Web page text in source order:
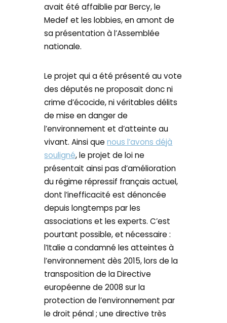
avait été affaiblie par Bercy, le
Medef et les lobbies, en amont de
sa présentation à l’Assemblée
nationale.
Le projet qui a été présenté au vote
des députés ne proposait donc ni
crime d’écocide, ni véritables délits
de mise en danger de
l’environnement et d’atteinte au
vivant. Ainsi quenous l’avons déjà
souligné, le projet de loi ne
présentait ainsi pas d’amélioration
du régime répressif français actuel,
dont l’inefficacité est dénoncée
depuis longtemps par les
associations et les experts. C’est
pourtant possible, et nécessaire :
l’Italie a condamné les atteintes à
l’environnement dès 2015, lors de la
transposition de la Directive
européenne de 2008 sur la
protection de l’environnement par
le droit pénal ; une directive très